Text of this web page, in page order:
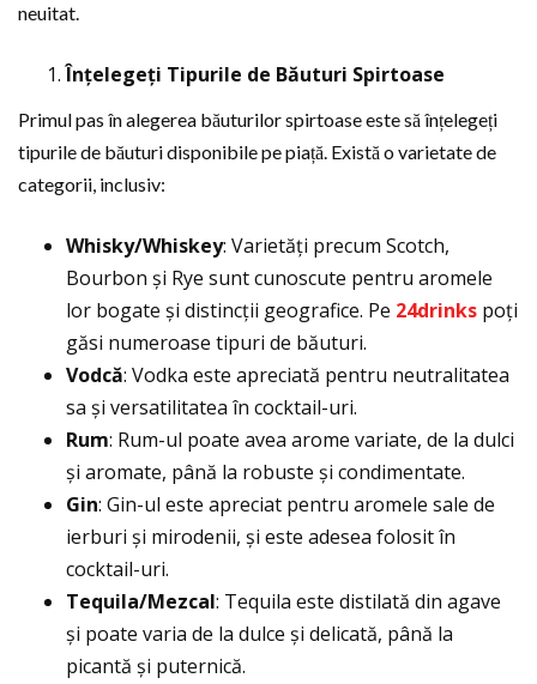
neuitat.
Înțelegeți Tipurile de Băuturi Spirtoase
Primul pas în alegerea băuturilor spirtoase este să înțelegeți
tipurile de băuturi disponibile pe piață. Există o varietate de
categorii, inclusiv:
Whisky/Whiskey: Varietăți precum Scotch,
Bourbon și Rye sunt cunoscute pentru aromele
lor bogate și distincții geografice. Pe 24drinks poți
găsi numeroase tipuri de băuturi.
Vodcă: Vodka este apreciată pentru neutralitatea
sa și versatilitatea în cocktail-uri.
Rum: Rum-ul poate avea arome variate, de la dulci
și aromate, până la robuste și condimentate.
Gin: Gin-ul este apreciat pentru aromele sale de
ierburi și mirodenii, și este adesea folosit în
cocktail-uri.
Tequila/Mezcal: Tequila este distilată din agave
și poate varia de la dulce și delicată, până la
picantă și puternică.